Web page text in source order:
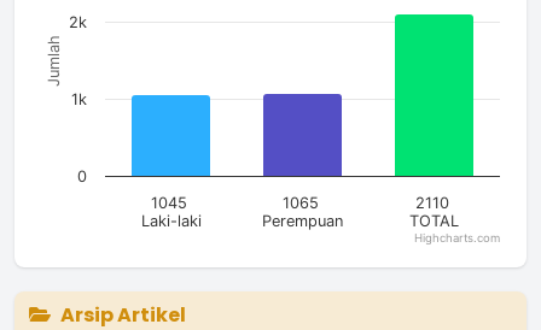
Jumlah
1045
Laki-laki
1065
Perempuan
2110
TOTAL
0
1k
2k
Highcharts.com
Arsip Artikel